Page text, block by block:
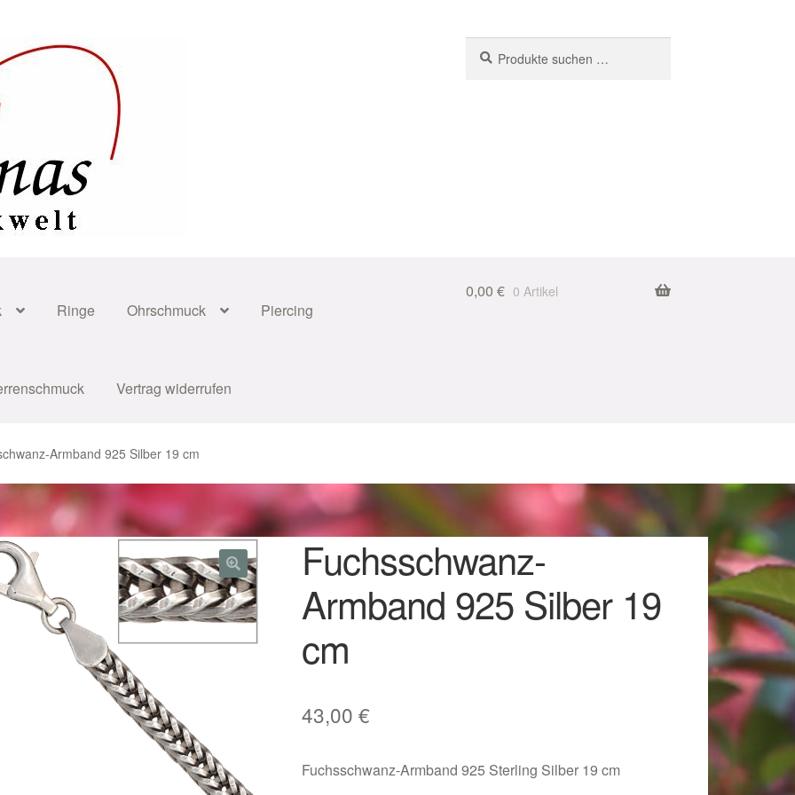
nach:
Ringe Ohrschmuck Piercing
Vertrag widerrufen
zu Ostern 2023Geschenke zu Ostern 2024
für Weihnachten 2023
für Weihnachten 2025
Schmuck online kaufen 2016
Schmuck online kaufen 2018
Karneval 2019 – Schmuck zu Fasching & Co.
Liefer- und Versandkosten
und Festliches zu Halloween
0,00 € 0 Artikel
Armband 925 Silber 19 cm
Fuchsschwanz-
Armband 925 Silber 19
cm
43,00 €
Fuchsschwanz-Armband 925 Sterling Silber 19 cm